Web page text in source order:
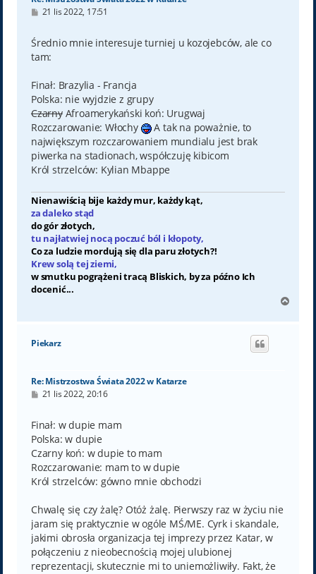
P
t
21 lis 2022, 17:51
Średnio mnie interesuje turniej u kozojebców, ale co
tam:
Finał: Brazylia - Francja
Polska: nie wyjdzie z grupy
CzarnyAfroamerykański koń: Urugwaj
Rozczarowanie: Włochy
A tak na poważnie, to
największym rozczarowaniem mundialu jest brak
piwerka na stadionach, współczuję kibicom
Król strzelców: Kylian Mbappe
Nienawiścią bije każdy mur, każdy kąt,
za daleko stąd
do gór złotych,
tu najłatwiej nocą poczuć ból i kłopoty,
Co za ludzie mordują się dla paru złotych?!
Krew solą tej ziemi,
w smutku pogrążeni tracą Bliskich, by za późno Ich
docenić...
g
Piekarz
Re: Mistrzostwa Świata 2022 w Katarze
P
t
21 lis 2022, 20:16
Finał: w dupie mam
Polska: w dupie
Czarny koń: w dupie to mam
Rozczarowanie: mam to w dupie
Król strzelców: gówno mnie obchodzi
Chwalę się czy żalę? Otóż żalę. Pierwszy raz w życiu nie
jaram się praktycznie w ogóle MŚ/ME. Cyrk i skandale,
jakimi obrosła organizacja tej imprezy przez Katar, w
połączeniu z nieobecnością mojej ulubionej
reprezentacji, skutecznie mi to uniemożliwiły. Fakt, że